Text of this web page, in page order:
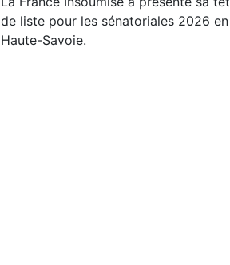
de liste pour les sénatoriales 2026 en
Haute-Savoie.